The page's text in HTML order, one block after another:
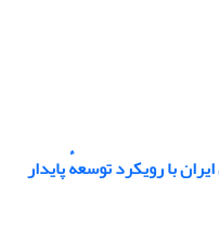
با رویکرد توسعهٔ پایدار